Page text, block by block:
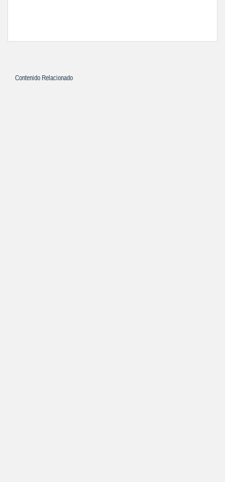
Contenido Relacionado